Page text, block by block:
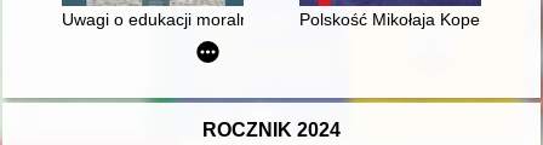
Uwagi o edukacji moralnej synów szlacheckich w XVI-
Polskość Mikołaja Kopernika z
ROCZNIK 2024